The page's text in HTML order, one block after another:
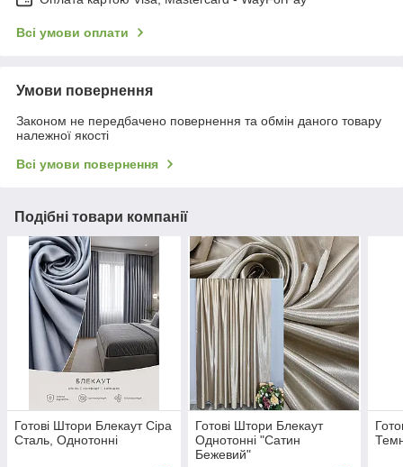
Всі умови оплати
Умови повернення
Законом не передбачено повернення та обмін даного товару
належної якості
Всі умови повернення
Подібні товари компанії
Готові Штори Блекаут Сіра
Сталь, Однотонні
Готові Штори Блекаут
Однотонні "Сатин
Бежевий"